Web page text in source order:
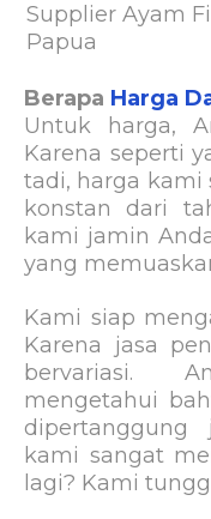
Supplier Ayam
Papua
Berapa Harga
Untuk harga,
Karena seperti
tadi, harga kami
konstan dari
kami jamin
yang
Kami siap
Karena jasa
bervariasi.
mengetahui
dipertanggung
kami sangat
lagi? Kami